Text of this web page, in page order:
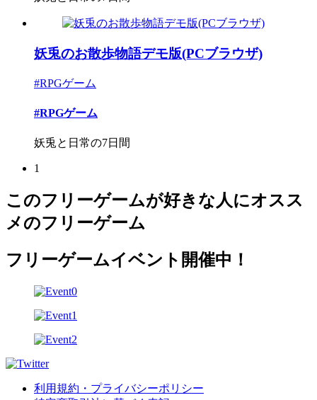
妖兎のお散歩物語デモ版(PCブラウザ)
#RPGゲーム
#RPGゲーム
妖兎と日常の7日間
1
このフリーゲームが好きな人にオスス
メのフリーゲーム
フリーゲームイベント開催中！
利用規約・プライバシーポリシー